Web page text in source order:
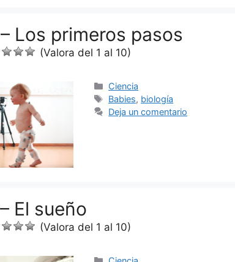
Los primeros pasos
(Valora del 1 al 10)
Categorías
Ciencia
Etiquetas
Babies, biología
Deja un comentario
El sueño
(Valora del 1 al 10)
Categorías